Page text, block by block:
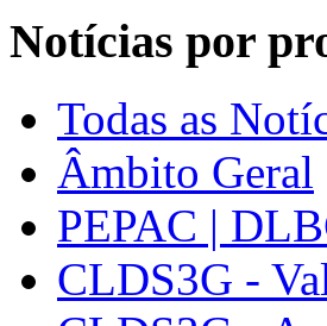
Notícias por
Todas as
Âmbito Geral
PEPAC |
CLDS3G -